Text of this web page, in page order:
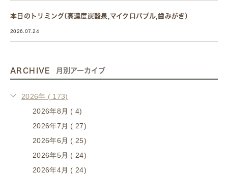
本日のトリミング(高濃度炭酸泉,マイクロバブル,歯みがき）
2026.07.24
ARCHIVE 月別アーカイブ
2026年 ( 173)
2026年8月 ( 4)
2026年7月 ( 27)
2026年6月 ( 25)
2026年5月 ( 24)
2026年4月 ( 24)